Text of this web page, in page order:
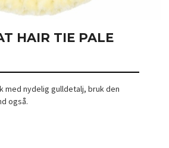
HAIR TIE PALE
med nydelig gulldetalj, bruk den
også.